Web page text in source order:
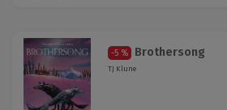
-5 % Brothersong
TJ Klune